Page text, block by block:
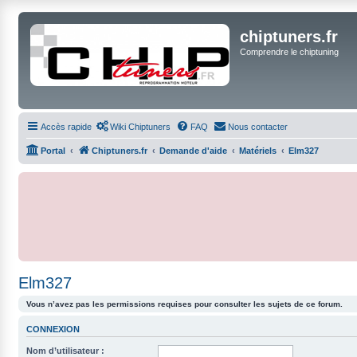
chiptuners.fr
Comprendre le chiptuning
Accès rapide Wiki Chiptuners FAQ Nous contacter
Portal Chiptuners.fr Demande d'aide Matériels Elm327
Elm327
Vous n’avez pas les permissions requises pour consulter les sujets de ce forum.
CONNEXION
Nom d’utilisateur :